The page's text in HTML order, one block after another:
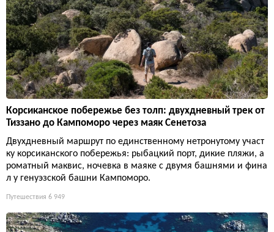
Корсиканское побережье без толп: двухдневный трек от
Тиззано до Кампоморо через маяк Сенетоза
Двухдневный маршрут по единственному нетронутому участ
ку корсиканского побережья: рыбацкий порт, дикие пляжи, а
роматный маквис, ночевка в маяке с двумя башнями и фина
л у генуэзской башни Кампоморо.
Путешествия 6 949